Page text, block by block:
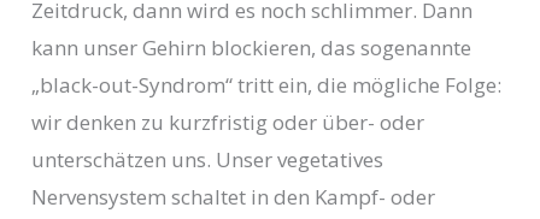
Zeitdruck, dann wird es noch schlimmer. Dann
kann unser Gehirn blockieren, das sogenannte
„black-out-Syndrom“ tritt ein, die mögliche Folge:
wir denken zu kurzfristig oder über- oder
unterschätzen uns. Unser vegetatives
Nervensystem schaltet in den Kampf- oder